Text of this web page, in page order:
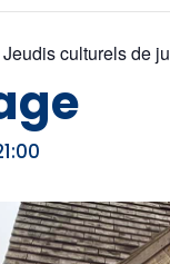
Jeudis culturels de